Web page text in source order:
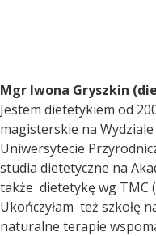
Mgr Iwona Gryszkin
Jestem dietetykiem od
magisterskie na
Uniwersytecie
studia dietetyczne na
także dietetykę wg TMC
Ukończyłam też szkołę
naturalne terapie